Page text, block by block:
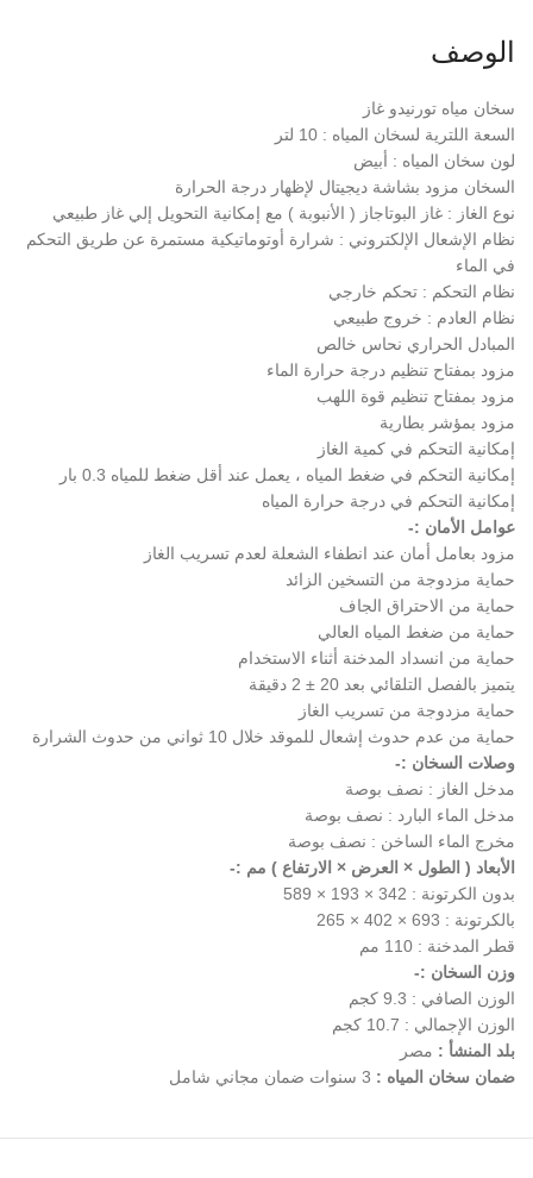
الوصف
سخان مياه تورنيدو غاز
السعة اللترية لسخان المياه : 10 لتر
لون سخان المياه : أبيض
السخان مزود بشاشة ديجيتال لإظهار درجة الحرارة
نوع الغاز : غاز البوتاجاز ( الأنبوبة ) مع إمكانية التحويل إلي غاز طبيعي
نظام الإشعال الإلكتروني : شرارة أوتوماتيكية مستمرة عن طريق التحكم
في الماء
نظام التحكم : تحكم خارجي
نظام العادم : خروج طبيعي
المبادل الحراري نحاس خالص
مزود بمفتاح تنظيم درجة حرارة الماء
مزود بمفتاح تنظيم قوة اللهب
مزود بمؤشر بطارية
إمكانية التحكم في كمية الغاز
إمكانية التحكم في ضغط المياه ، يعمل عند أقل ضغط للمياه 0.3 بار
إمكانية التحكم في درجة حرارة المياه
عوامل الأمان :-
مزود بعامل أمان عند انطفاء الشعلة لعدم تسريب الغاز
حماية مزدوجة من التسخين الزائد
حماية من الاحتراق الجاف
حماية من ضغط المياه العالي
حماية من انسداد المدخنة أثناء الاستخدام
يتميز بالفصل التلقائي بعد 20 ± 2 دقيقة
حماية مزدوجة من تسريب الغاز
حماية من عدم حدوث إشعال للموقد خلال 10 ثواني من حدوث الشرارة
وصلات السخان :-
مدخل الغاز : نصف بوصة
مدخل الماء البارد : نصف بوصة
مخرج الماء الساخن : نصف بوصة
الأبعاد ( الطول × العرض × الارتفاع ) مم :-
بدون الكرتونة : 342 × 193 × 589
بالكرتونة : 693 × 402 × 265
قطر المدخنة : 110 مم
وزن السخان :-
الوزن الصافي : 9.3 كجم
الوزن الإجمالي : 10.7 كجم
بلد المنشأ : مصر
ضمان سخان المياه :